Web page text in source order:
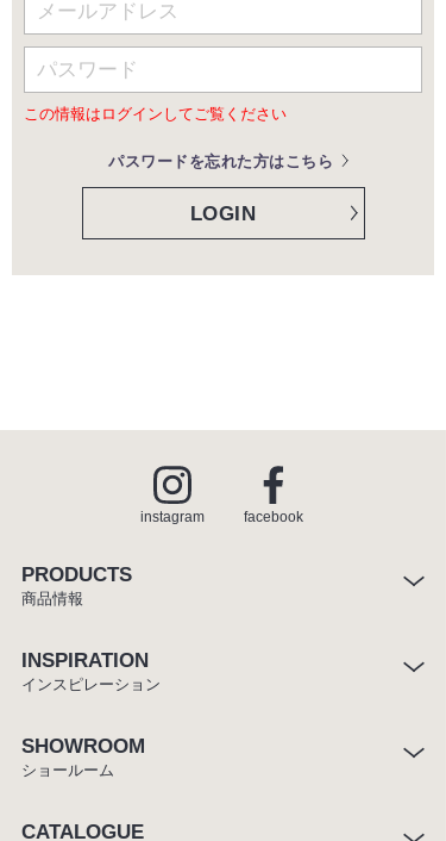
この情報はログインしてご覧ください
パスワードを忘れた方はこちら
LOGIN
instagram facebook
PRODUCTS
商品情報
INSPIRATION
インスピレーション
SHOWROOM
ショールーム
CATALOGUE